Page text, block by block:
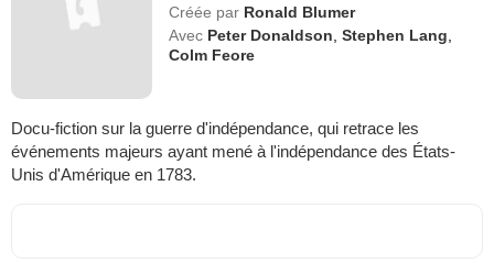
Créée par Ronald Blumer
Avec Peter Donaldson,Stephen Lang,
Colm Feore
Docu-fiction sur la guerre d'indépendance, qui retrace les
événements majeurs ayant mené à l'indépendance des États-
Unis d'Amérique en 1783.